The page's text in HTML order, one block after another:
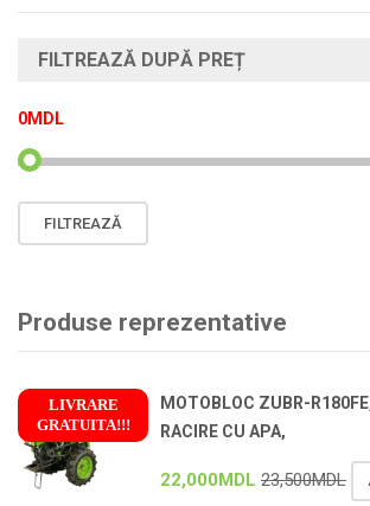
FILTREAZĂ DUPĂ PREȚ
Preț
PrețFILTREAZĂ
0MDL
Produse reprezentative
LIVRARE
GRATUITA!!!
!
MOTOBLOC ZUBR-
RACIRE CU APA,
22,000 MDL 23,500MDL